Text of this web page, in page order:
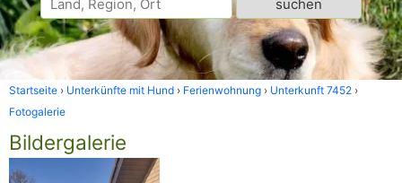
Startseite Unterkünfte mit Hund Ferienwohnung
Unterkunft 7452
Fotogalerie
Bildergalerie